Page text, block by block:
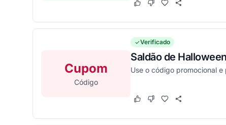
Este cupom funcionou
Este cupom não
Cupom
Código
Verificado
Saldão de
Use o código promocional
Este cupom funcionou
Este cupom não